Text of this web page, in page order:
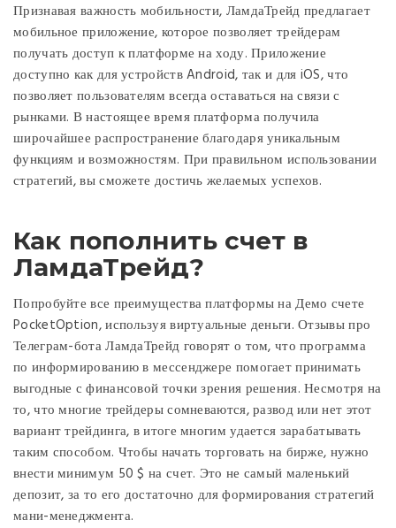
Признавая важность мобильности, ЛамдаТрейд предлагает
мобильное приложение, которое позволяет трейдерам
получать доступ к платформе на ходу. Приложение
доступно как для устройств Android, так и для iOS, что
позволяет пользователям всегда оставаться на связи с
рынками. В настоящее время платформа получила
широчайшее распространение благодаря уникальным
функциям и возможностям. При правильном использовании
стратегий, вы сможете достичь желаемых успехов.
Как пополнить счет в
ЛамдаТрейд?
Попробуйте все преимущества платформы на Демо счете
PocketOption, используя виртуальные деньги. Отзывы про
Телеграм-бота ЛамдаТрейд говорят о том, что программа
по информированию в мессенджере помогает принимать
выгодные с финансовой точки зрения решения. Несмотря на
то, что многие трейдеры сомневаются, развод или нет этот
вариант трейдинга, в итоге многим удается зарабатывать
таким способом. Чтобы начать торговать на бирже, нужно
внести минимум 50 $ на счет. Это не самый маленький
депозит, за то его достаточно для формирования стратегий
мани-менеджмента.